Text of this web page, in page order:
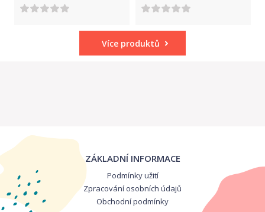
Více produktů
ZÁKLADNÍ INFORMACE
Podmínky užití
Zpracování osobních údajů
Obchodní podmínky